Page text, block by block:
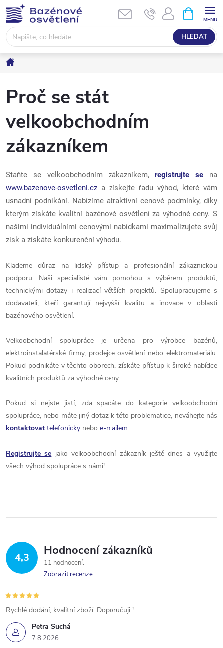
Přejít
na
obsah
HLEDAT
NÁKUPNÍ
KOŠÍK
Proč se stát
velkoobchodním
zákazníkem
Staňte se velkoobchodním zákazníkem,registrujte se na
www.bazenove-osvetleni.cz a získejte řadu výhod, které vám
usnadní podnikání. Nabízíme atraktivní cenové podmínky, díky
kterým získáte kvalitní bazénové osvětlení za výhodné ceny. S
našimi individuálními cenovými nabídkami maximalizujete svůj
zisk a získáte konkurenční výhodu.
Klademe důraz na lidský přístup a profesionální zákaznickou
podporu. Naši specialisté vám pomohou s výběrem produktů,
technickými dotazy i realizací větších projektů. Spolupracujeme s
dodavateli, kteří garantují nejvyšší kvalitu a inovace v oblasti
bazénového osvětlení.
Velkoobchodní spolupráce je určena pro výrobce bazénů,
elektroinstalatérské firmy, prodejce osvětlení nebo elektromateriálu.
Pokud podnikáte v těchto oborech, získáte přístup k široké nabídce
kvalitních produktů za výhodné ceny.
Pokud si nejste jistí, zda spadáte do kategorie velkoobchodní
spolupráce, nebo máte jiný dotaz k této problematice, neváhejte nás
kontaktovat telefonicky nebo e-mailem.
Registrujte se jako velkoobchodní zákazník ještě dnes a využijte
všech výhod spolupráce s námi!
4,3 Hodnocení zákazníků
11 hodnocení
Zobrazit recenze
Petra Suchá
7.8.2026
Rychlé dodání, kvalitní zboží. Doporučuji !